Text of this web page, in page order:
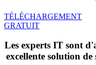
TÉLÉCHARGEMENT
GRATUIT
Les experts IT sont
excellente solution